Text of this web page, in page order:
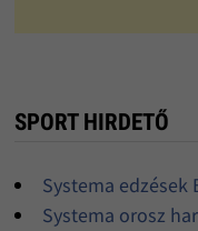
SPORT HIRDETŐ
Systema edzések
Systema orosz